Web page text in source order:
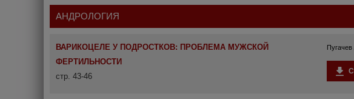
АНДРОЛОГИЯ
ВАРИКОЦЕЛЕ У ПОДРОСТКОВ: ПРОБЛЕМА МУЖСКОЙ
ФЕРТИЛЬНОСТИ
стр. 43-46